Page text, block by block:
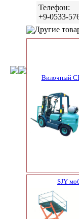
Телефон:
+9-0533-
Другие
Вилочный
SJY